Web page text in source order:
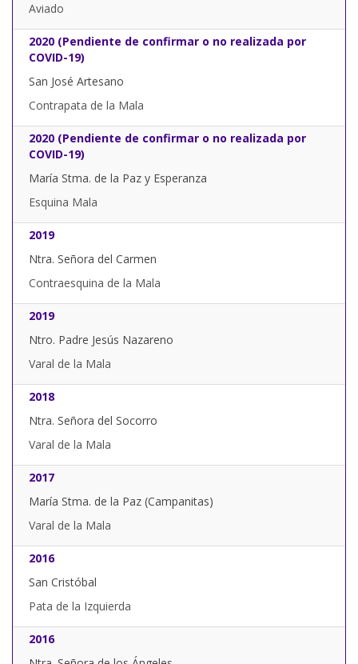
Aviado
2020 (Pendiente de confirmar o no realizada por
COVID-19)
San José Artesano
Contrapata de la Mala
2020 (Pendiente de confirmar o no realizada por
COVID-19)
María Stma. de la Paz y Esperanza
Esquina Mala
2019
Ntra. Señora del Carmen
Contraesquina de la Mala
2019
Ntro. Padre Jesús Nazareno
Varal de la Mala
2018
Ntra. Señora del Socorro
Varal de la Mala
2017
María Stma. de la Paz (Campanitas)
Varal de la Mala
2016
San Cristóbal
Pata de la Izquierda
2016